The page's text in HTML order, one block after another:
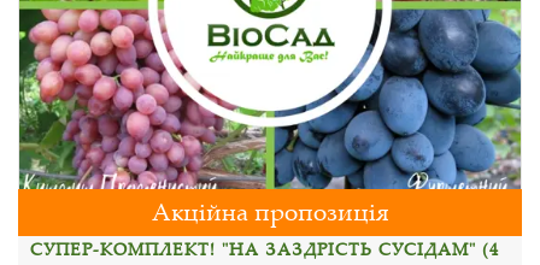
Акційна пропозиція
СУПЕР-КОМПЛЕКТ! "НА ЗАЗДРІСТЬ СУСІДАМ" (4